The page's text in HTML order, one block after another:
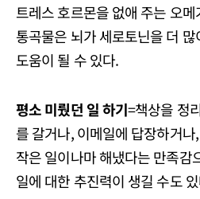
트레스 호르몬을 없애 주는 오
통곡물은 뇌가 세로토닌을 더
도움이 될 수 있다.
평소 미뤘던 일 하기=책상을 정
를 갈거나, 이메일에 답장하거
작은 일이나마 해냈다는 만족감
일에 대한 추진력이 생길 수도